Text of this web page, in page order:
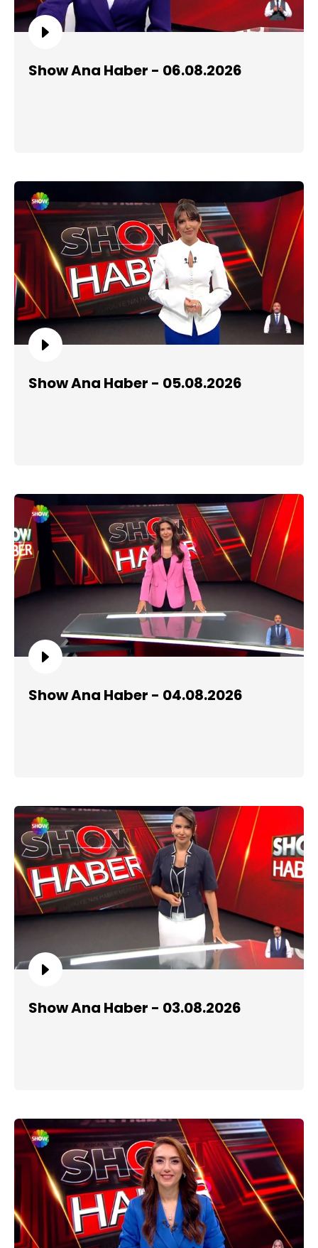
Show Ana Haber - 06.08.2026
Show Ana Haber - 05.08.2026
Show Ana Haber - 04.08.2026
Show Ana Haber - 03.08.2026